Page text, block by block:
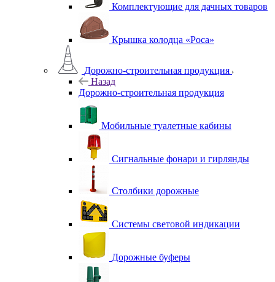
Комплектующие для дачных товаров
Крышка колодца «Роса»
Дорожно-строительная продукция
Назад
Дорожно-строительная продукция
Мобильные туалетные кабины
Сигнальные фонари и гирлянды
Столбики дорожные
Системы световой индикации
Дорожные буферы